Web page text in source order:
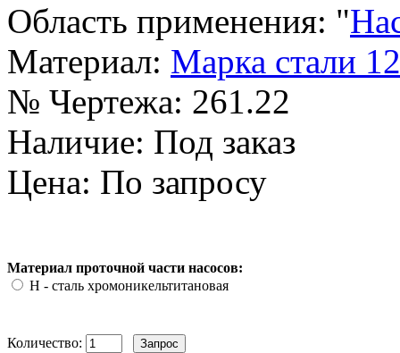
Область применения: "
Материал: Марка стали
№ Чертежа: 261.22
Наличие: Под заказ
Цена: По запросу
Материал проточной части насосов:
Н - сталь хромоникельтитановая
Количество: